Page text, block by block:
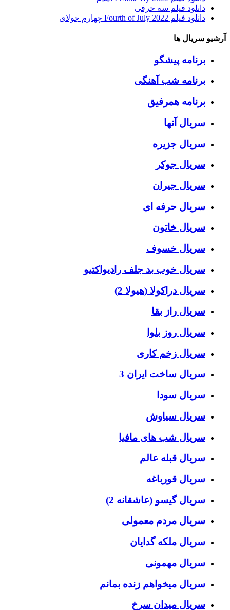
دانلود فیلم سه حرفی
دانلود فیلم Fourth of July 2022 چهارم جولای
آرشیو سریال ها
برنامه پیشگو
برنامه شب آهنگی
برنامه همرفیق
سریال آنها
سریال جزیره
سریال جوکر
سریال جیران
سریال حرفه ای
سریال خاتون
سریال خسوف
سریال خوب بد جلف رادیواکتیو
سریال دراکولا (هیولا 2)
سریال راز بقا
سریال روز بلوا
سریال زخم کاری
سریال ساخت ایران 3
سریال سودا
سریال سیاوش
سریال شب های مافیا
سریال قبله عالم
سریال قورباغه
سریال گیسو (عاشقانه 2)
سریال مردم معمولی
سریال ملکه گدایان
سریال مهمونی
سریال میخواهم زنده بمانم
سریال میدان سرخ